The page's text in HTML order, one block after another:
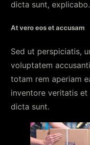
dicta sunt, explicabo.
At vero eos et accusam
Sed ut perspiciatis,
voluptatem
totam rem aperiam
inventore veritatis
dicta sunt.